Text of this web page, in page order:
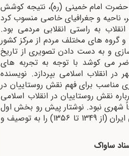
اسلامی مردم ایران در بهمن 1357به رهبری حضرت امام خمینی (ره)، نتیجه کوشش
ناحیه و جغرافیای خاصی منسوب کرد
به راستی انقلابی مردمی بود.
گروه های مختلف مردم از مرکز کشور
و به دست دادن تصویری از تاریخ
می کوشد با توجه به تجربه های
انقلاب اسلامی بپردازد. نویسنده
مناسب برای فهم نقش روستاییان در
نقش روستاییان در انقلاب اسلامی
شهری نبود. نوشتار پیش رو بخش اول
پژوهش سند محوری است که نقش روستاییان بوشهر در انقلاب اسلامی ایران (از 1349 تا 1356) را به توصیف و
ساواک